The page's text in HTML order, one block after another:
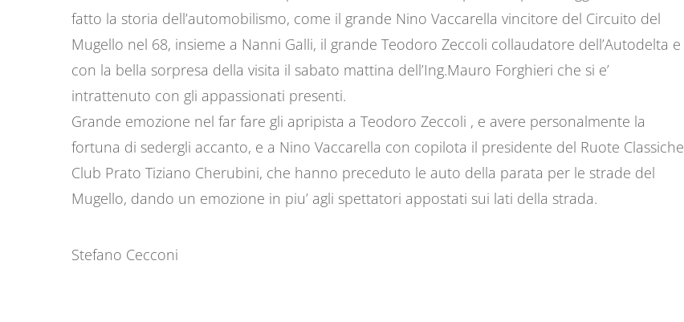
fatto la storia dell’automobilismo, come il grande Nino Vaccarella vincitore del Circuito del
Mugello nel 68, insieme a Nanni Galli, il grande Teodoro Zeccoli collaudatore dell’Autodelta e
con la bella sorpresa della visita il sabato mattina dell’Ing.Mauro Forghieri che si e’
intrattenuto con gli appassionati presenti.
Grande emozione nel far fare gli apripista a Teodoro Zeccoli , e avere personalmente la
fortuna di sedergli accanto, e a Nino Vaccarella con copilota il presidente del Ruote Classiche
Club Prato Tiziano Cherubini, che hanno preceduto le auto della parata per le strade del
Mugello, dando un emozione in piu’ agli spettatori appostati sui lati della strada.
Stefano Cecconi